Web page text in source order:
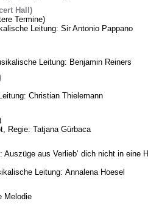
Hall)
Termine)
Leitung: Sir Antonio Pappano
Leitung: Benjamin Reiners
Christian Thielemann
Regie: Tatjana Gürbaca
aus Verlieb‘ dich nicht in eine
Leitung: Annalena Hoesel
Melodie